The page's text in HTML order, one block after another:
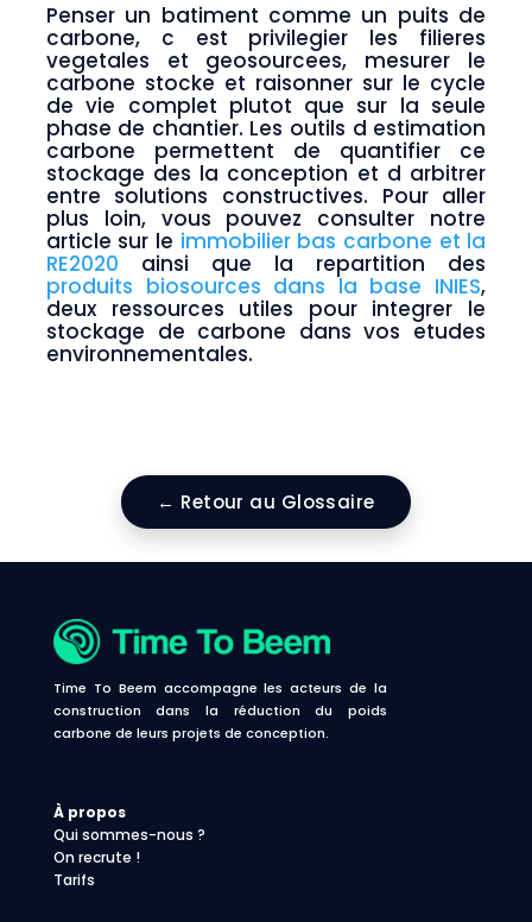
Penser un batiment comme un puits de
carbone, c est privilegier les filieres
vegetales et geosourcees, mesurer le
carbone stocke et raisonner sur le cycle
de vie complet plutot que sur la seule
phase de chantier. Les outils d estimation
carbone permettent de quantifier ce
stockage des la conception et d arbitrer
entre solutions constructives. Pour aller
plus loin, vous pouvez consulter notre
article sur le immobilier bas carbone et la
RE2020 ainsi que la repartition des
produits biosources dans la base INIES,
deux ressources utiles pour integrer le
stockage de carbone dans vos etudes
environnementales.
← Retour au Glossaire
Time To Beem accompagne les acteurs de la
construction dans la réduction du poids
carbone de leurs projets de conception.
À propos
Qui sommes-nous ?
On recrute !
Tarifs